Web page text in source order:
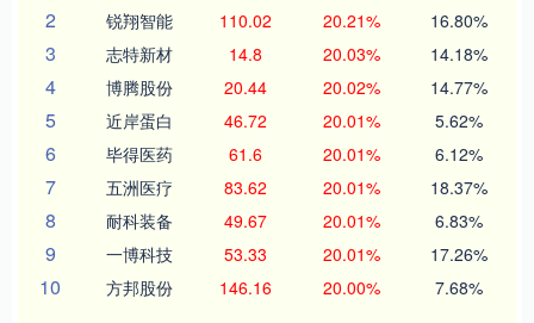
2 锐翔智能 110.02 20.21% 16.80%
3 志特新材 14.8 20.03% 14.18%
4 博腾股份 20.44 20.02% 14.77%
5 近岸蛋白 46.72 20.01% 5.62%
6 毕得医药 61.6 20.01% 6.12%
7 五洲医疗 83.62 20.01% 18.37%
8 耐科装备 49.67 20.01% 6.83%
9 一博科技 53.33 20.01% 17.26%
10 方邦股份 146.16 20.00% 7.68%